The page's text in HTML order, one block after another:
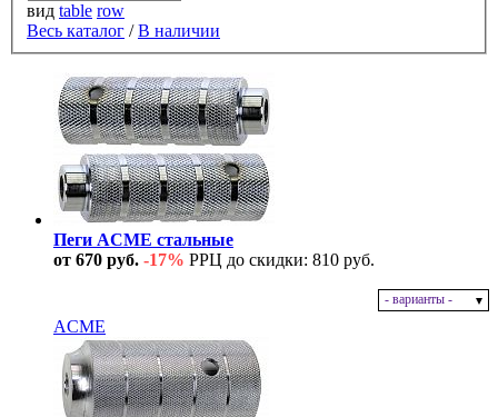
вид table row
Весь каталог /В наличии
Пеги ACME стальные
от 670 руб. -17% РРЦ до скидки: 810 руб.
- варианты -
ACME